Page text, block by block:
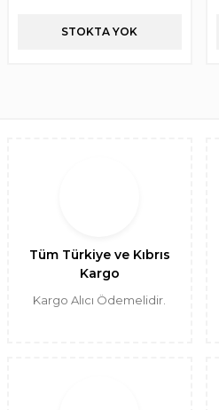
STOKTA YOK
Tüm Türkiye ve Kıbrıs
Kargo
Kargo Alıcı Ödemelidir.